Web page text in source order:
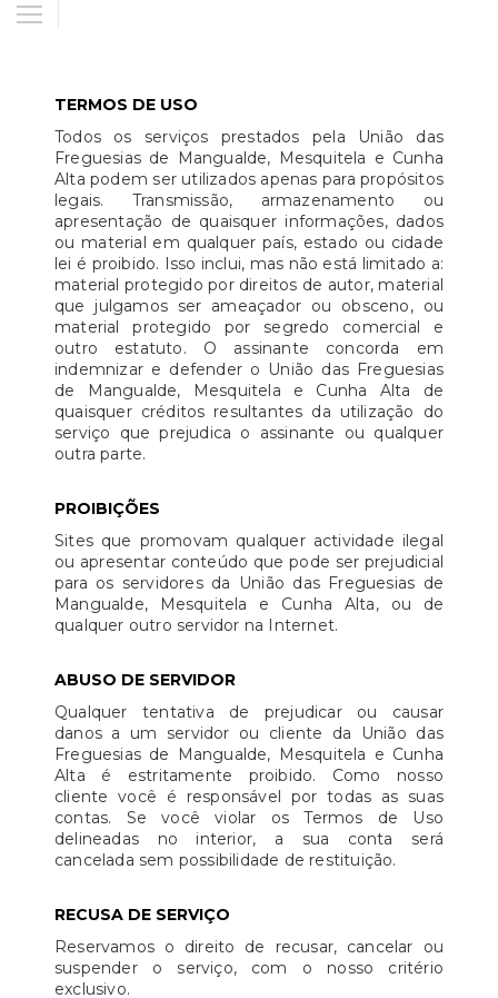
TERMOS DE USO
Todos os serviços prestados pela União das
Freguesias de Mangualde, Mesquitela e Cunha
Alta podem ser utilizados apenas para propósitos
legais. Transmissão, armazenamento ou
apresentação de quaisquer informações, dados
ou material em qualquer país, estado ou cidade
lei é proibido. Isso inclui, mas não está limitado a:
material protegido por direitos de autor, material
que julgamos ser ameaçador ou obsceno, ou
material protegido por segredo comercial e
outro estatuto. O assinante concorda em
indemnizar e defender o União das Freguesias
de Mangualde, Mesquitela e Cunha Alta de
quaisquer créditos resultantes da utilização do
serviço que prejudica o assinante ou qualquer
outra parte.
PROIBIÇÕES
Sites que promovam qualquer actividade ilegal
ou apresentar conteúdo que pode ser prejudicial
para os servidores da União das Freguesias de
Mangualde, Mesquitela e Cunha Alta, ou de
qualquer outro servidor na Internet.
ABUSO DE SERVIDOR
Qualquer tentativa de prejudicar ou causar
danos a um servidor ou cliente da União das
Freguesias de Mangualde, Mesquitela e Cunha
Alta é estritamente proibido. Como nosso
cliente você é responsável por todas as suas
contas. Se você violar os Termos de Uso
delineadas no interior, a sua conta será
cancelada sem possibilidade de restituição.
RECUSA DE SERVIÇO
Reservamos o direito de recusar, cancelar ou
suspender o serviço, com o nosso critério
exclusivo.